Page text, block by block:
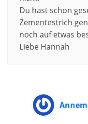
Du hast schon
Zementestrich
noch auf etwas
Liebe Hannah